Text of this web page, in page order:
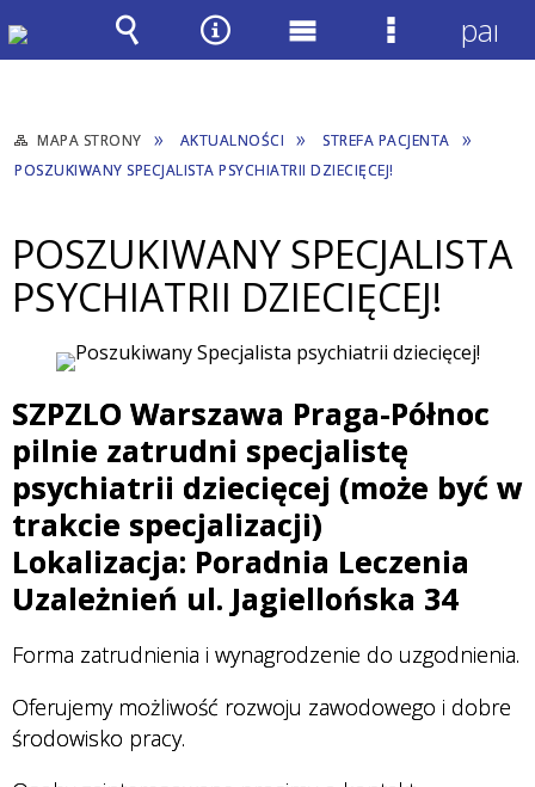
MAPA STRONY AKTUALNOŚCI
STREFA PACJENTA
POSZUKIWANY SPECJALISTA PSYCHIATRII DZIECIĘCEJ!
POSZUKIWANY SPECJALISTA
PSYCHIATRII DZIECIĘCEJ!
SZPZLO Warszawa Praga-Północ
pilnie zatrudni specjalistę
psychiatrii dziecięcej (może być w
trakcie specjalizacji)
Lokalizacja: Poradnia Leczenia
Uzależnień ul. Jagiellońska 34
Forma zatrudnienia i wynagrodzenie do uzgodnienia.
Oferujemy możliwość rozwoju zawodowego i dobre
środowisko pracy.
Wyszukiwarka
Narzędzia
Menu Menu
panel